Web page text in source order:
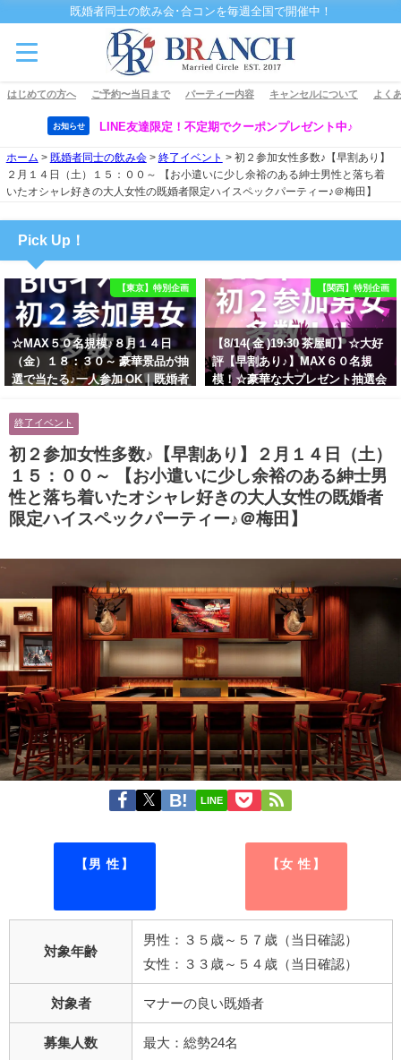
既婚者同士の飲み会･合コンを毎週全国で開催中！
はじめての方へ ご予約〜当日まで パーティー内容 キャンセルについて よく
お知らせ LINE友達限定！不定期でクーポンプレゼント中♪
ホーム > 既婚者同士の飲み会> 終了イベント > 初２参加女性多数♪【早割あり】
２月１４日（土）１５：００～ 【お小遣いに少し余裕のある紳士男性と落ち着
いたオシャレ好きの大人女性の既婚者限定ハイスペックパーティー♪＠梅田】
Pick Up！
【東京】特別企画
☆MAX５０名規模♪８月１４日
（金）１８：３０～ 豪華景品が抽
選で当たる♪一人参加 OK｜既婚者
に余裕のある健康的なオシャレ男
性と美容好きで優しさのある大人
女性の既婚者限定ビッグパーティ
ー♪＠池袋】
【関西】特別企画
【8/14( 金 )19:30 茶屋町】☆大好
評【早割あり♪】MAX６０名規
模！☆豪華な大プレゼント抽選会
ティー♪＠茶屋町】
終了イベント
初２参加女性多数♪【早割あり】２月１４日（土）
１５：００～ 【お小遣いに少し余裕のある紳士男
性と落ち着いたオシャレ好きの大人女性の既婚者
限定ハイスペックパーティー♪＠梅田】
LINE
【男 性】 【女 性】
対象年齢
男性：３５歳～５７歳（当日確認）
女性：３３歳～５４歳（当日確認）
対象者 マナーの良い既婚者
募集人数 最大：総勢24名